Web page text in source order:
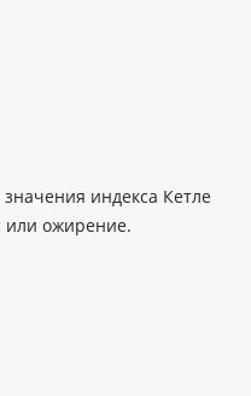
индекса Кетле
или ожирение.